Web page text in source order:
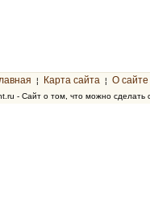
¦ Карта сайта ¦ О сайте
- Сайт о том, что можно сделать